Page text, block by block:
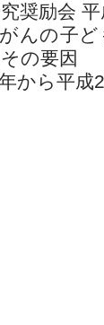
奨励会
んの子
の要因
から平成